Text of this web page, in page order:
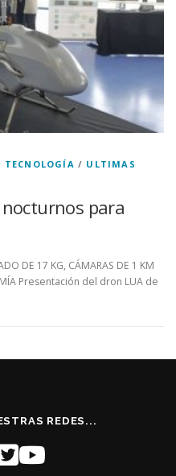
TECNOLOGÍA / ULTIMAS
nocturnos para
DE 17 KG, CÁMARAS DE 1 KM
Presentación del dron LUA de
REDES...